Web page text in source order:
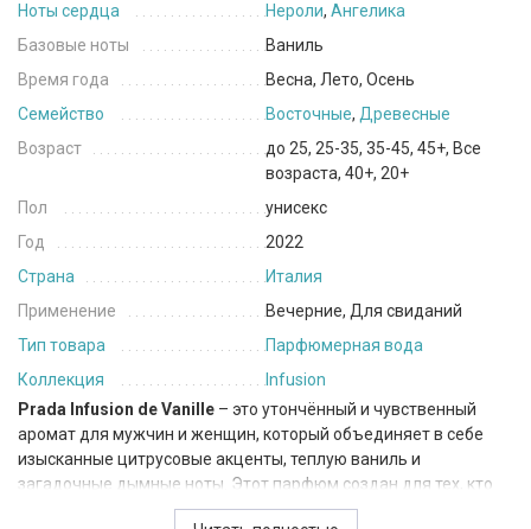
Ноты сердца
Нероли, Ангелика
Базовые ноты
Ваниль
Время года
Весна, Лето, Осень
Семейство
Восточные, Древесные
Возраст
до 25, 25-35, 35-45, 45+, Все
возраста, 40+, 20+
Пол
унисекс
Год
2022
Страна
Италия
Применение
Вечерние, Для свиданий
Тип товара
Парфюмерная вода
Коллекция
Infusion
Prada Infusion de Vanille – это утончённый и чувственный
аромат для мужчин и женщин, который объединяет в себе
изысканные цитрусовые акценты, теплую ваниль и
загадочные дымные ноты. Этот парфюм создан для тех, кто
стремится подчеркнуть свою элегантность и